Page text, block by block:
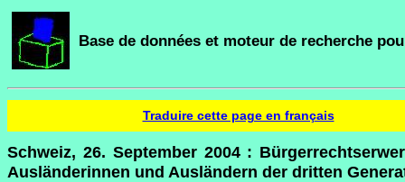
Base de données et moteur de recherche
Traduire cette page en français
Schweiz, 26. September 2004 :
Ausländerinnen und Ausländern der dritten